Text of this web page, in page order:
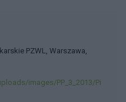
PZWL, Warszawa,
images/PP_3_2013/Pi